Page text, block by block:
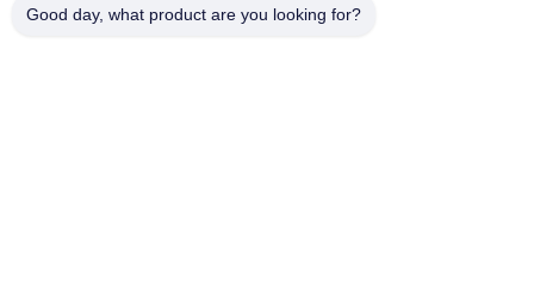
Good day, what product are you looking for?